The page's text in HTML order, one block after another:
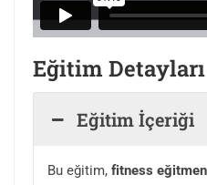
Eğitim Detayları
Eğitim İçeriği
Bu eğitim, fitness